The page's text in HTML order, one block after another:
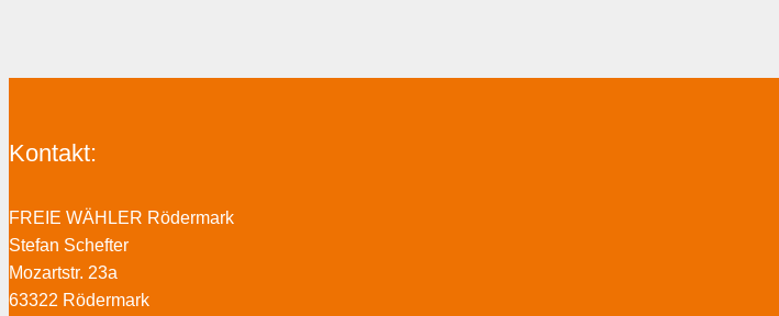
Kontakt:
FREIE WÄHLER Rödermark
Stefan Schefter
Mozartstr. 23a
63322 Rödermark